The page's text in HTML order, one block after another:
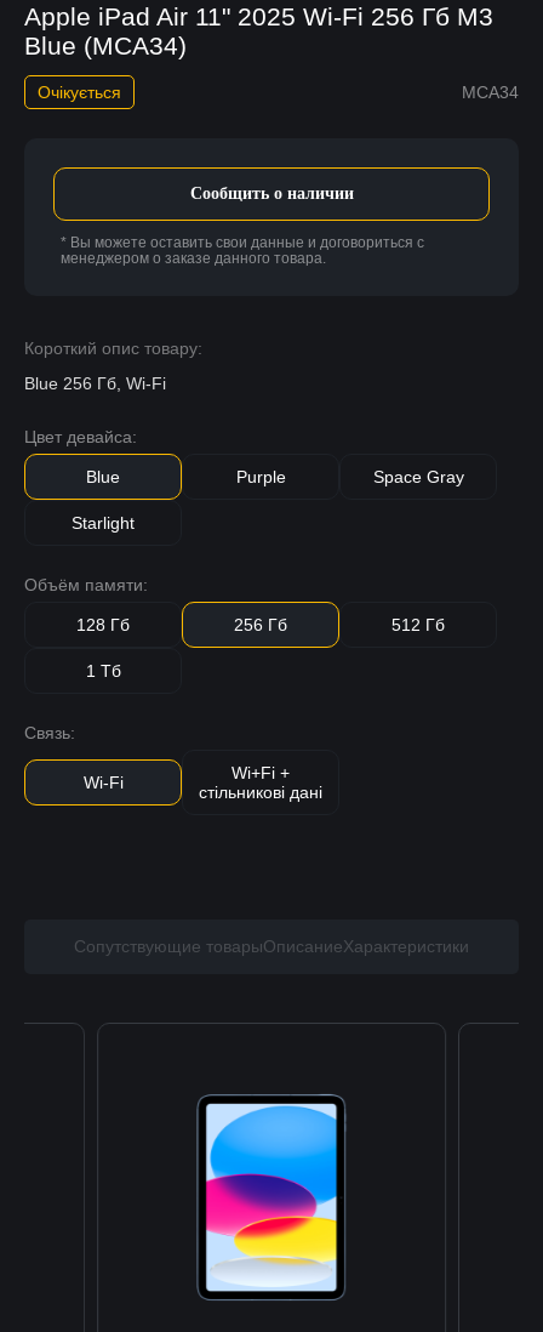
Apple iPad Air 11" 2025 Wi-Fi 256 Гб M3
Blue (MCA34)
MCA34
Очікується
Короткий опис товару:
Blue 256 Гб, Wi-Fi
Цвет девайса:
Blue Purple Space Gray
Starlight
Объём памяти:
128 Гб 256 Гб 512 Гб
1 Тб
Связь:
Wi-Fi
Wi+Fi +
стільникові дані
Сообщить о наличии
* Вы можете оставить свои данные и договориться с
менеджером о заказе данного товара.
Сопутствующие товарыОписаниеХарактеристики